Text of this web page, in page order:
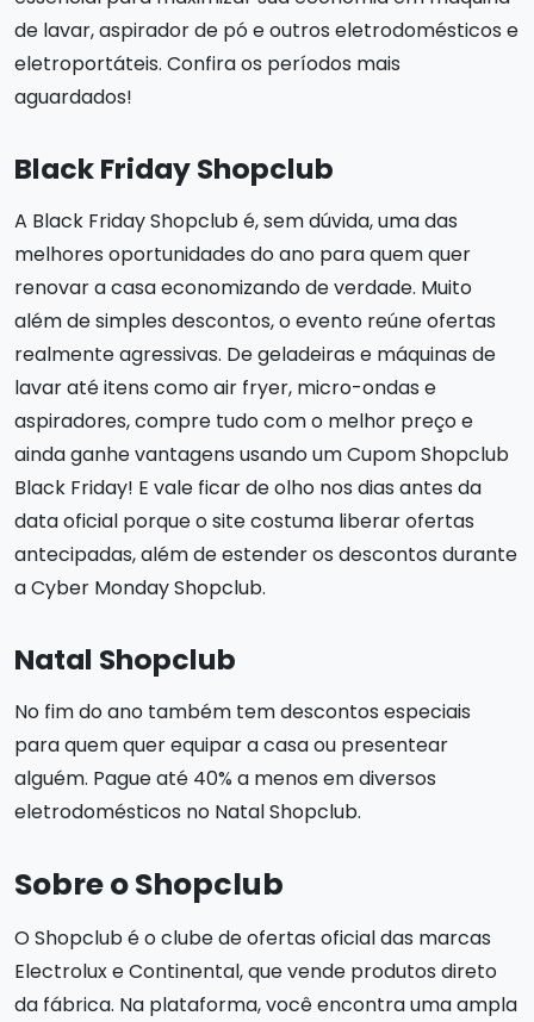
de lavar, aspirador de pó e outros eletrodomésticos e
eletroportáteis. Confira os períodos mais
aguardados!
Black Friday Shopclub
A Black Friday Shopclub é, sem dúvida, uma das
melhores oportunidades do ano para quem quer
renovar a casa economizando de verdade. Muito
além de simples descontos, o evento reúne ofertas
realmente agressivas. De geladeiras e máquinas de
lavar até itens como air fryer, micro-ondas e
aspiradores, compre tudo com o melhor preço e
ainda ganhe vantagens usando um Cupom Shopclub
Black Friday! E vale ficar de olho nos dias antes da
data oficial porque o site costuma liberar ofertas
antecipadas, além de estender os descontos durante
a Cyber Monday Shopclub.
Natal Shopclub
No fim do ano também tem descontos especiais
para quem quer equipar a casa ou presentear
alguém. Pague até 40% a menos em diversos
eletrodomésticos no Natal Shopclub.
Sobre o Shopclub
O Shopclub é o clube de ofertas oficial das marcas
Electrolux e Continental, que vende produtos direto
da fábrica. Na plataforma, você encontra uma ampla